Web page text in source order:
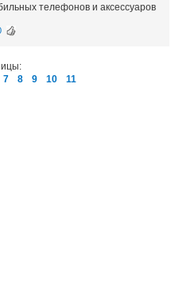
телефонов и аксессуаров
7 8 9 10 11